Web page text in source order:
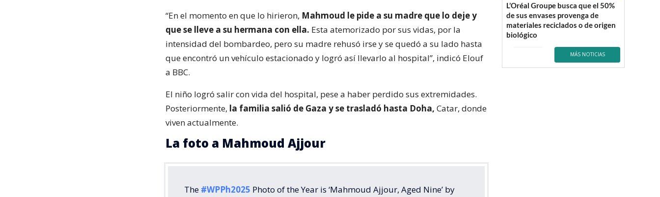
“En el momento en que lo hirieron, Mahmoud le pide a su madre que lo deje y
que se lleve a su hermana con ella. Esta atemorizado por sus vidas, por la
intensidad del bombardeo, pero su madre rehusó irse y se quedó a su lado hasta
que encontró un vehículo estacionado y logró así llevarlo al hospital”, indicó Elouf
a BBC.
El niño logró salir con vida del hospital, pese a haber perdido sus extremidades.
Posteriormente, la familia salió de Gaza y se trasladó hasta Doha, Catar, donde
viven actualmente.
La foto a Mahmoud Ajjour
The #WPPh2025 Photo of the Year is ‘Mahmoud Ajjour, Aged Nine’ by
L’Oréal Groupe busca que el 50%
de sus envases provenga de
materiales reciclados o de origen
biológico
MÁS NOTICIAS